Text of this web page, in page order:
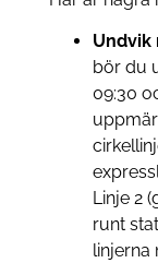
Undvik
bör du
09:30
Linje 2
runt
linjerna